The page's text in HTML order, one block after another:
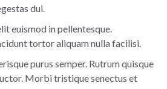
dui.
euismod in pellentesque.
tortor aliquam nulla facilisi.
purus semper. Rutrum quisque
Morbi tristique senectus et